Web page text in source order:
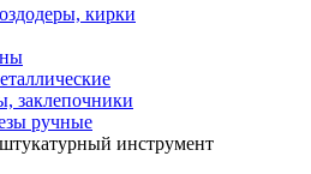
кирки
заклепочники
ручные
инструмент